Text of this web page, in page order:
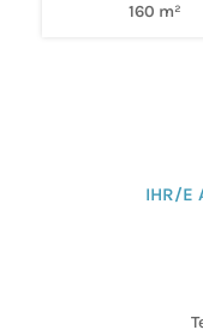
160 m²
IHR/E